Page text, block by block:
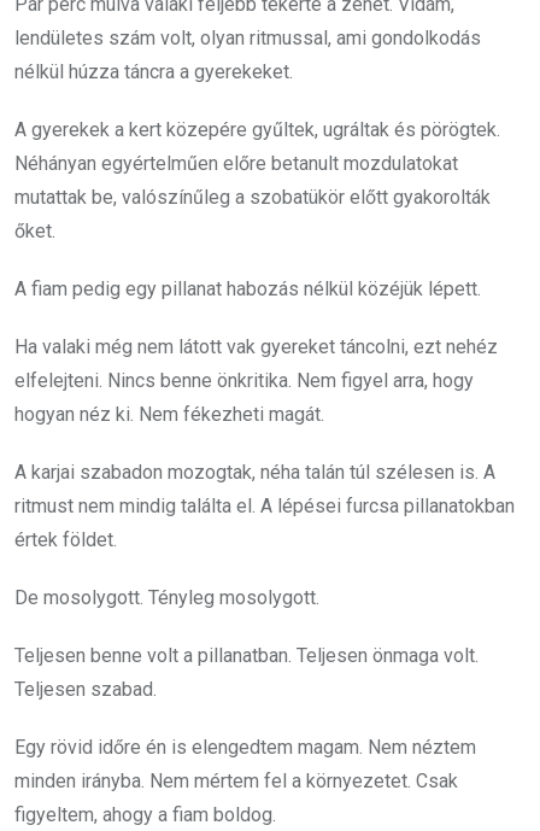
lendületes szám volt, olyan ritmussal, ami gondolkodás
nélkül húzza táncra a gyerekeket.
A gyerekek a kert közepére gyűltek, ugráltak és pörögtek.
Néhányan egyértelműen előre betanult mozdulatokat
mutattak be, valószínűleg a szobatükör előtt gyakorolták
őket.
A fiam pedig egy pillanat habozás nélkül közéjük lépett.
Ha valaki még nem látott vak gyereket táncolni, ezt nehéz
elfelejteni. Nincs benne önkritika. Nem figyel arra, hogy
hogyan néz ki. Nem fékezheti magát.
A karjai szabadon mozogtak, néha talán túl szélesen is. A
ritmust nem mindig találta el. A lépései furcsa pillanatokban
értek földet.
De mosolygott. Tényleg mosolygott.
Teljesen benne volt a pillanatban. Teljesen önmaga volt.
Teljesen szabad.
Egy rövid időre én is elengedtem magam. Nem néztem
minden irányba. Nem mértem fel a környezetet. Csak
figyeltem, ahogy a fiam boldog.